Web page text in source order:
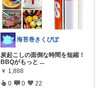
海苔巻きくぴぽ
炭起こしの面倒な時間を短縮！
BBQがもっと ...
￥ 1,888
0 0 22